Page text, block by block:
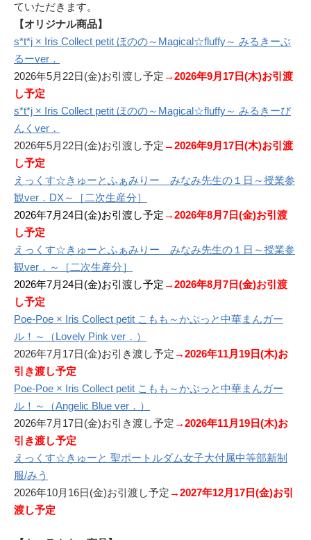
ていただきます。
【オリジナル商品】
s*t*j × Iris Collect petit ほのの～Magical☆fluffy～ みるきーぶ
るーver．
2026年5月22日(金)お引渡し予定 →2026年9月17日(木)お引渡
し予定
s*t*j × Iris Collect petit ほのの～Magical☆fluffy～ みるきーぴ
んくver．
2026年5月22日(金)お引渡し予定 →2026年9月17日(木)お引渡
し予定
えっくす☆きゅーとふぁみりー みなみ先生の１日～授業参
観ver．DX～［二次生産分］
2026年7月24日(金)お引渡し予定 →2026年8月7日(金)お引渡
し予定
えっくす☆きゅーとふぁみりー みなみ先生の１日～授業参
観ver．～［二次生産分］
2026年7月24日(金)お引渡し予定 →2026年8月7日(金)お引渡
し予定
Poe-Poe × Iris Collect petit こもも～かぷっと中華まんガー
ル！～（Lovely Pink ver．）
2026年7月17日(金)お引き渡し予定 →2026年11月19日(木)お
引き渡し予定
Poe-Poe × Iris Collect petit こもも～かぷっと中華まんガー
ル！～（Angelic Blue ver．）
2026年7月17日(金)お引き渡し予定 →2026年11月19日(木)お
引き渡し予定
えっくす☆きゅーと 聖ポートルダム女子大付属中等部新制
服/みう
2026年10月16日(金)お引渡し予定 →2027年12月17日(金)お引
渡し予定